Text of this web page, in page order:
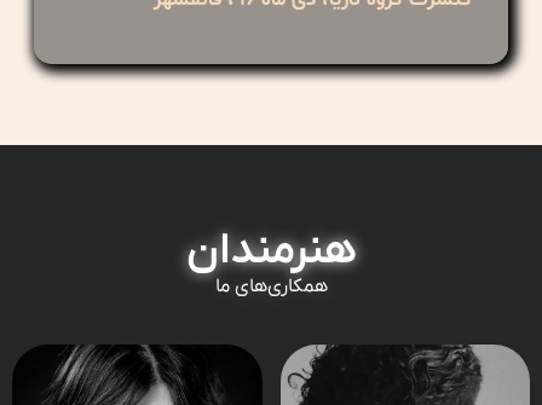
هنرمندان
همکاری‌های ما